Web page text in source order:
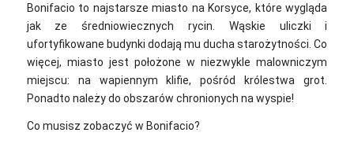
Bonifacio to najstarsze miasto na Korsyce, które wygląda
jak ze średniowiecznych rycin. Wąskie uliczki i
ufortyfikowane budynki dodają mu ducha starożytności. Co
więcej, miasto jest położone w niezwykle malowniczym
miejscu: na wapiennym klifie, pośród królestwa grot.
Ponadto należy do obszarów chronionych na wyspie!
Co musisz zobaczyć w Bonifacio?